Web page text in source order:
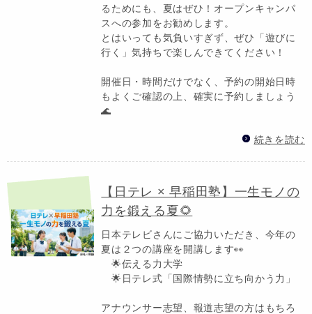
るためにも、夏はぜひ！オープンキャンパ
スへの参加をお勧めします。
とはいっても気負いすぎず、ぜひ「遊びに
行く」気持ちで楽しんできてください！
開催日・時間だけでなく、予約の開始日時
もよくご確認の上、確実に予約しましょう
🌊
続きを読む
【日テレ × 早稲田塾】一生モノの
力を鍛える夏🌻
日本テレビさんにご協力いただき、今年の
夏は２つの講座を開講します👀
🌟伝える力大学
🌟日テレ式「国際情勢に立ち向かう力」
アナウンサー志望、報道志望の方はもちろ